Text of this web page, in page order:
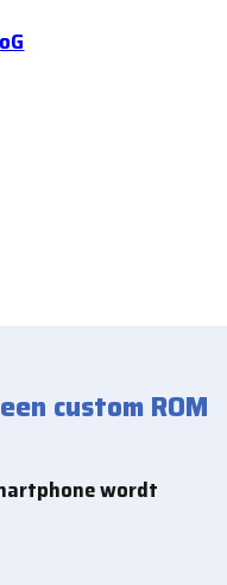
custom ROM
wordt